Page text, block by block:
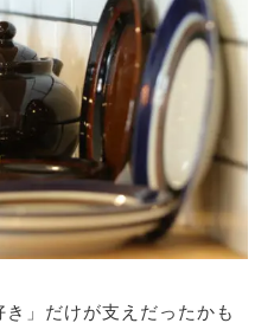
」だけが支えだったかも